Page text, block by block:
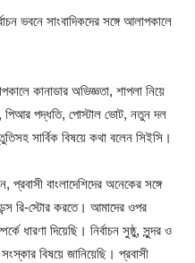
ভবনে সাংবাদিকদের সঙ্গে আলাপকালে
কানাডার অভিজ্ঞতা, শাপলা নিয়ে
পিআর পদ্ধতি, পোস্টাল ভোট, নতুন দল
সার্বিক বিষয়ে কথা বলেন সিইসি।
বাংলাদেশিদের অনেকের সঙ্গে
রি-স্টোর করতে। আমাদের ওপর
ধারণা দিয়েছি। নির্বাচন সুষ্ঠু, সুন্দর ও
বিষয়ে জানিয়েছি। প্রবাসী